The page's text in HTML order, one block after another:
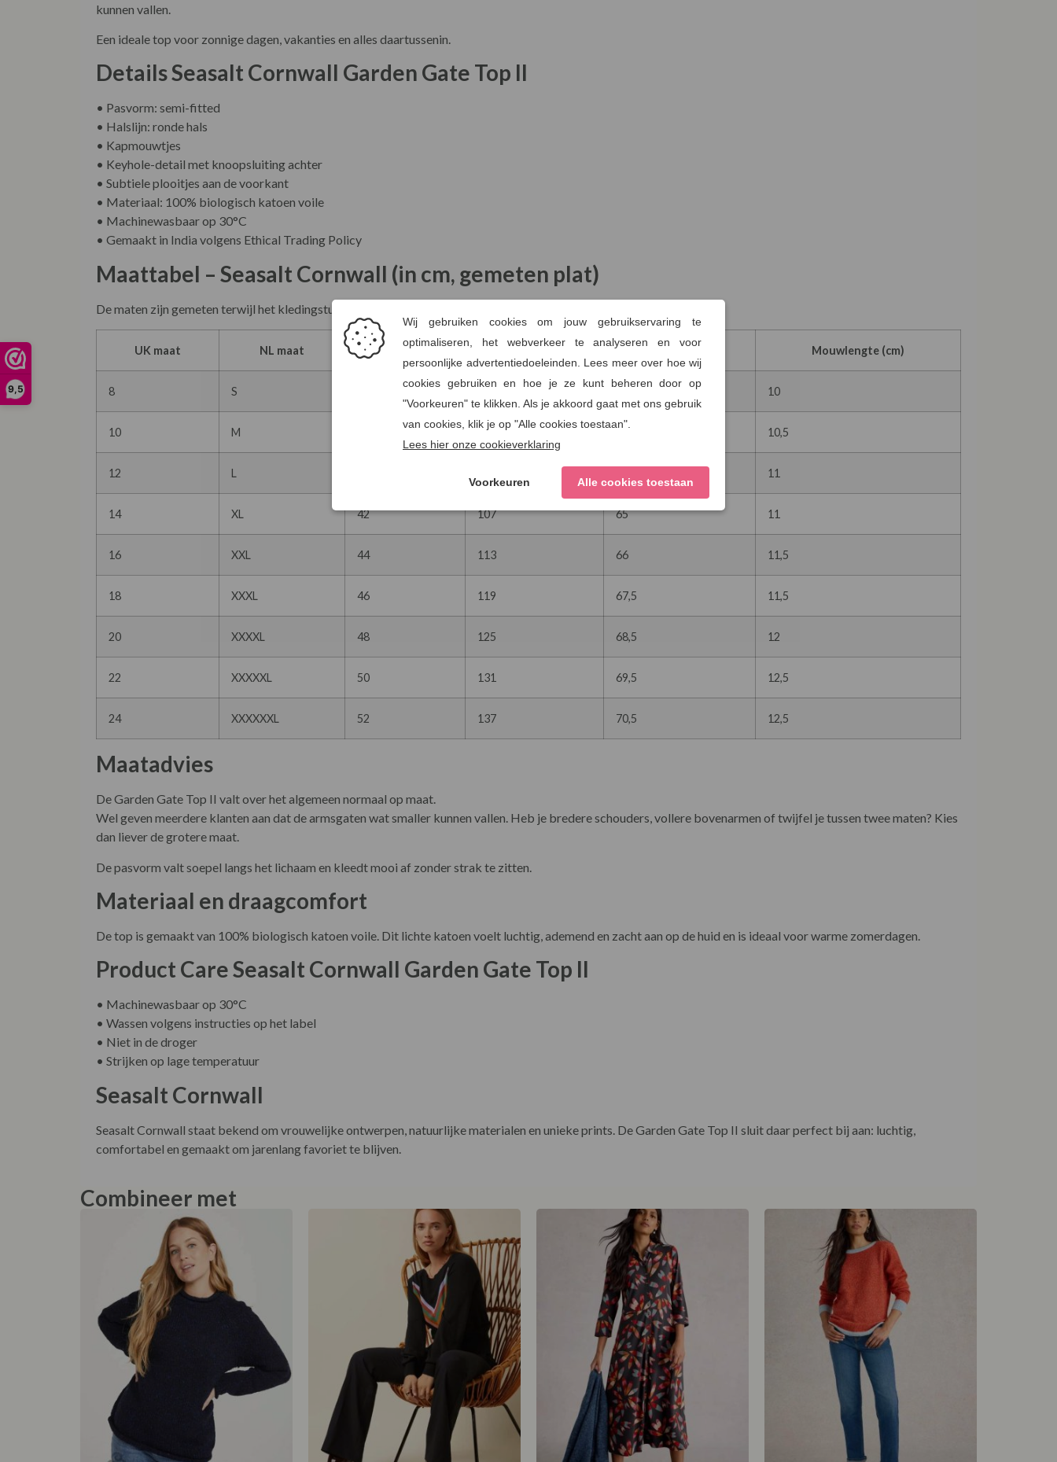
9,5
kunnen vallen.
Een ideale top voor zonnige dagen, vakanties en alles daartussenin.
Details Seasalt Cornwall Garden Gate Top II
• Pasvorm: semi-fitted
• Halslijn: ronde hals
• Kapmouwtjes
• Keyhole-detail met knoopsluiting achter
• Subtiele plooitjes aan de voorkant
• Materiaal: 100% biologisch katoen voile
• Machinewasbaar op 30°C
• Gemaakt in India volgens Ethical Trading Policy
Maattabel – Seasalt Cornwall (in cm, gemeten plat)
De maten zijn gemeten terwijl het kledingstuk plat ligt. Borstmaten geven de
UK maat NL maat EU maat Borst (cm) Lengte (cm) Mouwlengte (cm)
8 S 91 62 10
10 M 95 63 10,5
12 L 11
14 XL 42 107 65 11
16 XXL 44 113 66 11,5
18 XXXL 46 119 67,5 11,5
20 XXXXL 48 125 68,5 12
22 XXXXXL 50 131 69,5 12,5
24 XXXXXXL 52 137 70,5 12,5
Maatadvies
De Garden Gate Top II valt over het algemeen normaal op maat.
Wel geven meerdere klanten aan dat de armsgaten wat smaller kunnen vallen. Heb je bredere schouders, vollere bovenarmen of twijfel je tussen twee maten? Kies
dan liever de grotere maat.
De pasvorm valt soepel langs het lichaam en kleedt mooi af zonder strak te zitten.
Materiaal en draagcomfort
De top is gemaakt van 100% biologisch katoen voile. Dit lichte katoen voelt luchtig, ademend en zacht aan op de huid en is ideaal voor warme zomerdagen.
Product Care Seasalt Cornwall Garden Gate Top II
• Machinewasbaar op 30°C
• Wassen volgens instructies op het label
• Niet in de droger
• Strijken op lage temperatuur
Seasalt Cornwall
Seasalt Cornwall staat bekend om vrouwelijke ontwerpen, natuurlijke materialen en unieke prints. De Garden Gate Top II sluit daar perfect bij aan: luchtig,
comfortabel en gemaakt om jarenlang favoriet te blijven.
Combineer met